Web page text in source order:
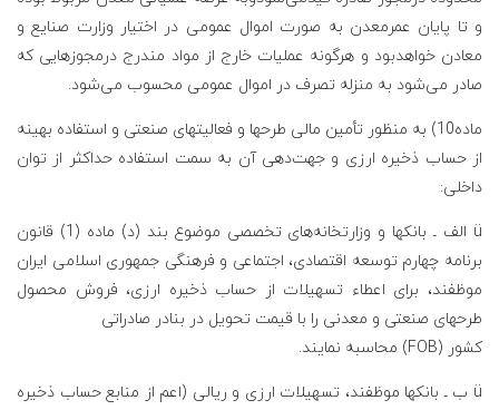
و تا پایان عمرمعدن به صورت اموال عمومی در اختیار وزارت صنایع و
معادن خواهدبود و هرگونه عملیات خارج از مواد مندرج درمجوزهایی که
صادر می‌شود به منزله تصرف در اموال عمومی محسوب می‌شود.
ماده10) به منظور تأمین مالی طرحها و فعالیتهای صنعتی و استفاده بهینه
از حساب ذخیره ارزی و جهت‌دهی آن به سمت استفاده حداکثر از توان
داخلی:
ü الف ـ بانکها و وزارتخانه‌های تخصصی موضوع بند (د) ماده (1) قانون
برنامه چهارم توسعه اقتصادی، اجتماعی و فرهنگی جمهوری اسلامی ایران
موظفند، برای اعطاء تسهیلات از حساب ذخیره ارزی، فروش محصول
طرحهای صنعتی و معدنی را با قیمت تحویل در بنادر صادراتی
کشور (FOB) محاسبه نمایند.
ü ب ـ بانکها موظفند، تسهیلات ارزی و ریالی (اعم از منابع حساب ذخیره